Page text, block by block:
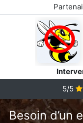
5/5
Besoin d’un